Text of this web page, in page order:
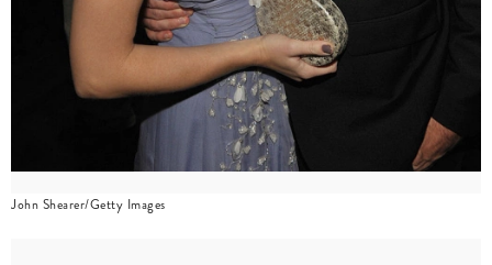
John Shearer/Getty Images